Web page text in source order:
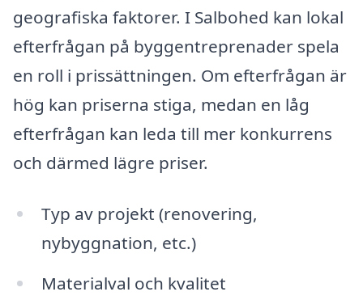
geografiska faktorer. I Salbohed kan lokal
efterfrågan på byggentreprenader spela
en roll i prissättningen. Om efterfrågan är
hög kan priserna stiga, medan en låg
efterfrågan kan leda till mer konkurrens
och därmed lägre priser.
Typ av projekt (renovering,
nybyggnation, etc.)
Materialval och kvalitet